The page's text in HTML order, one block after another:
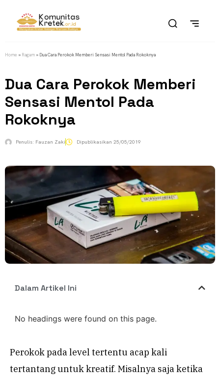
Home » Ragam » Dua Cara Perokok Memberi Sensasi Mentol Pada Rokoknya
Dua Cara Perokok Memberi
Sensasi Mentol Pada
Rokoknya
Penulis: Fauzan Zaki Dipublikasikan 25/05/2019
Dalam Artikel Ini
No headings were found on this page.
Perokok pada level tertentu acap kali
tertantang untuk kreatif. Misalnya saja ketika